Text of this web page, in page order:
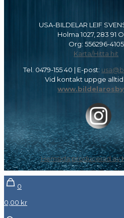
USA-BILDELAR LEIF
Holma 1027, 283 91
Org: 556296-4105
Karta/Hitta hit
Tel. 0479-155 40 | E-post:
Vid kontakt uppge alltid
Hemsida producerad av
0
0,00 kr